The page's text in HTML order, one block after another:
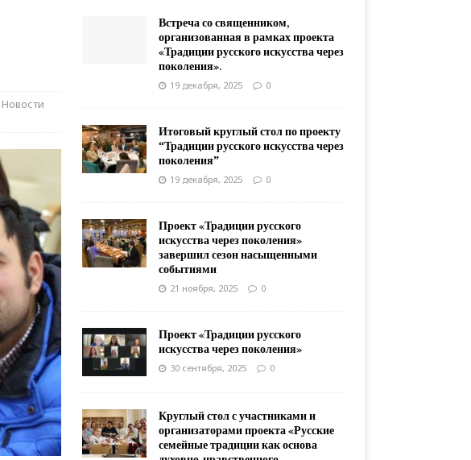
Новости
Встреча со священником,
организованная в рамках проекта
«Традиции русского искусства через
поколения».
19 декабря, 2025 0
Итоговый круглый стол по проекту
“Традиции русского искусства через
поколения”
19 декабря, 2025 0
Проект «Традиции русского
искусства через поколения»
завершил сезон насыщенными
событиями
21 ноября, 2025 0
Проект «Традиции русского
искусства через поколения»
30 сентября, 2025 0
Круглый стол с участниками и
организаторами проекта «Русские
семейные традиции как основа